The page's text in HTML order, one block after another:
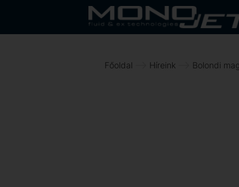
Főoldal Híreink Bolondi